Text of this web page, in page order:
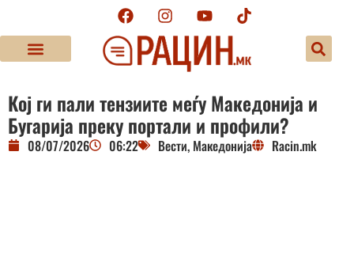
Кој ги пали тензиите меѓу Македонија и
Бугарија преку портали и профили?
08/07/2026 06:22 Вести, Македонија Racin.mk